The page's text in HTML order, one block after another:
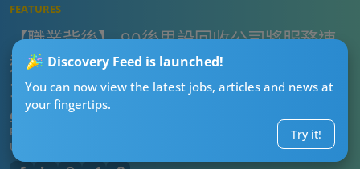
Discovery Feed is launched!
You can now view the latest jobs, articles and news at
your fingertips.
Try it!
FEATURES
【職業背後】 90後男設回收公司將服務速
遞至家門 堅持5年過百間企業都同佢合作 獨
力起家成香港環保界傳奇！
CTgoodjobs’ Editor
Published:
Updated: